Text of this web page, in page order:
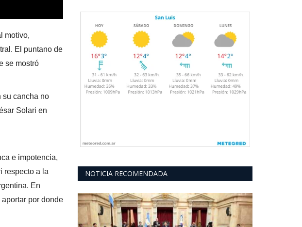
motivo,
El puntano de
se mostró
su cancha no
Solari en
e impotencia,
respecto a la
En
por donde
NOTICIA RECOMENDADA